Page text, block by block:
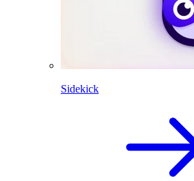
Sidekick